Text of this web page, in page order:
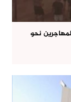
نحو